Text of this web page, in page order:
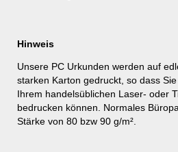
Hinweis
Unsere PC Urkunden werden auf
starken Karton gedruckt, so dass
Ihrem handelsüblichen Laser- oder
bedrucken können. Normales
Stärke von 80 bzw 90 g/m².